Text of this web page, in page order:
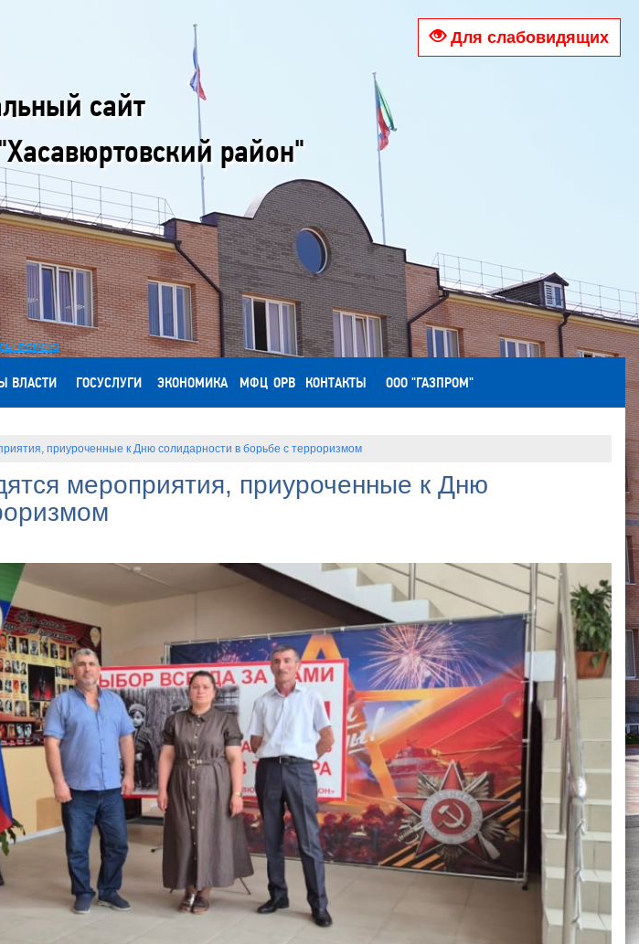
Для слабовидящих
сайт
район"
поиска
ВЛАСТИ ГОСУСЛУГИ ЭКОНОМИКА МФЦ ОРВ КОНТАКТЫ ООО "ГАЗПРОМ"
приуроченные к Дню солидарности в борьбе с терроризмом
мероприятия, приуроченные к Дню